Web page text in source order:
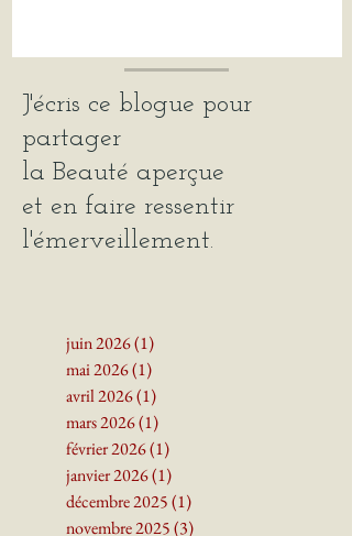
J'écris ce blogue pour
partager
la Beautéaperçue
juin 2026 (1)1 post
mai 2026(1)1 post
avril 2026(1)1 post
mars 2026(1)1 post
février 2026(1)1 post